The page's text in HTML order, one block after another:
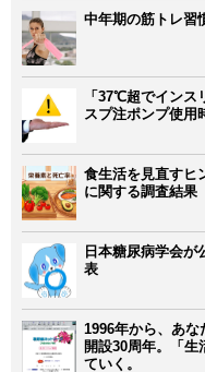
中年期の筋トレ習
「37℃超でイン
スプ注ポンプ使用
食生活を見直す
に関する調査結果
日本糖尿病学会が
表
1996年から、あな
開設30周年。「
ていく。